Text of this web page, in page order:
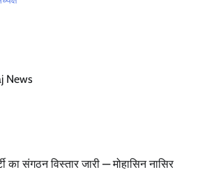
News
का संगठन विस्तार जारी — मोहासिन नासिर